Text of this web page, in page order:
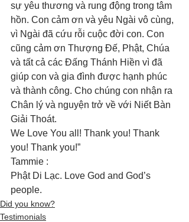
sự yêu thương và rung động trong tâm
hồn. Con cảm ơn và yêu Ngài vô cùng,
vì Ngài đã cứu rỗi cuộc đời con. Con
cũng cảm ơn Thượng Đế, Phật, Chúa
và tất cả các Đấng Thánh Hiền vì đã
giúp con và gia đình được hạnh phúc
và thành công. Cho chúng con nhận ra
Chân lý và nguyện trở về với Niết Bàn
Giải Thoát.
We Love You all! Thank you! Thank
you! Thank you!”
Tammie :
Phật Di Lạc. Love God and God’s
people.
Did you know?
Testimonials